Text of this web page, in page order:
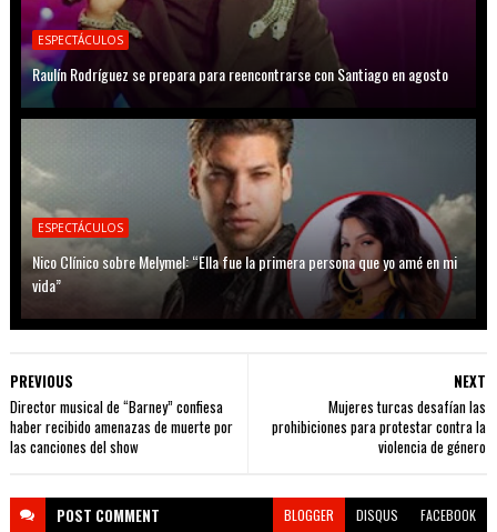
ESPECTÁCULOS
Raulín Rodríguez se prepara para reencontrarse con Santiago en agosto
ESPECTÁCULOS
Nico Clínico sobre Melymel: “Ella fue la primera persona que yo amé en mi
vida”
NEXT
Mujeres turcas desafían las
prohibiciones para protestar contra la
violencia de género
PREVIOUS
Director musical de “Barney” confiesa
haber recibido amenazas de muerte por
las canciones del show
POST COMMENT BLOGGER DISQUS FACEBOOK